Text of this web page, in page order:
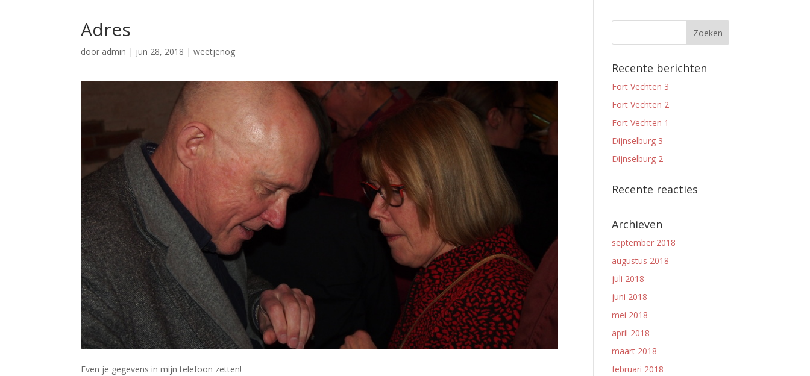
Adres
door admin | jun 28, 2018 |weetjenog
Even je gegevens in mijn telefoon zetten!
Recente berichten
Fort Vechten 3
Fort Vechten 2
Fort Vechten 1
Dijnselburg 3
Dijnselburg 2
Recente reacties
Archieven
september 2018
augustus 2018
juli 2018
juni 2018
mei 2018
april 2018
maart 2018
februari 2018